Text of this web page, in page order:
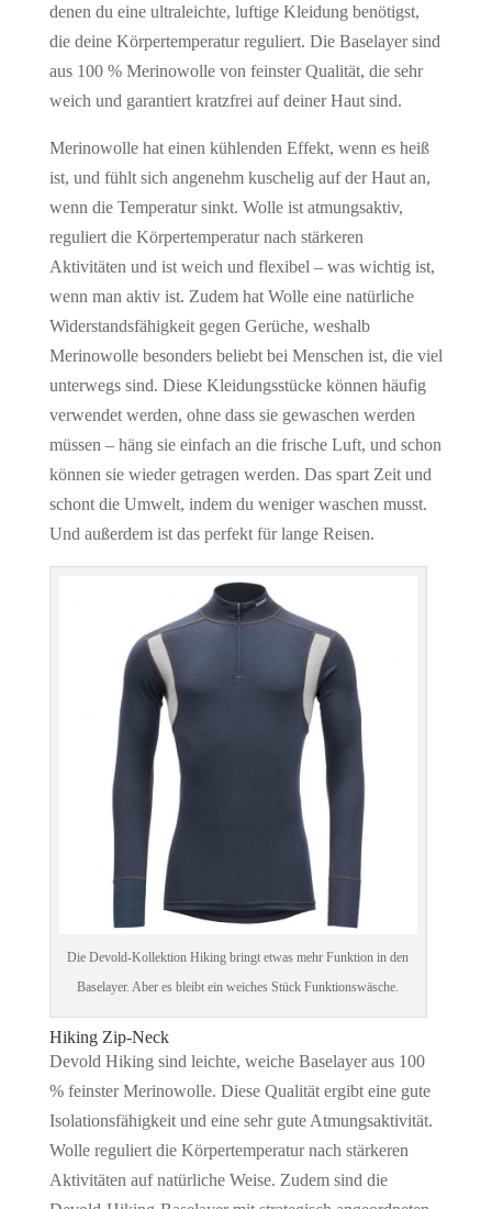
denen du eine ultraleichte, luftige Kleidung benötigst,
die deine Körpertemperatur reguliert. Die Baselayer sind
aus 100 % Merinowolle von feinster Qualität, die sehr
weich und garantiert kratzfrei auf deiner Haut sind.
Merinowolle hat einen kühlenden Effekt, wenn es heiß
ist, und fühlt sich angenehm kuschelig auf der Haut an,
wenn die Temperatur sinkt. Wolle ist atmungsaktiv,
reguliert die Körpertemperatur nach stärkeren
Aktivitäten und ist weich und flexibel – was wichtig ist,
wenn man aktiv ist. Zudem hat Wolle eine natürliche
Widerstandsfähigkeit gegen Gerüche, weshalb
Merinowolle besonders beliebt bei Menschen ist, die viel
unterwegs sind. Diese Kleidungsstücke können häufig
verwendet werden, ohne dass sie gewaschen werden
müssen – häng sie einfach an die frische Luft, und schon
können sie wieder getragen werden. Das spart Zeit und
schont die Umwelt, indem du weniger waschen musst.
Und außerdem ist das perfekt für lange Reisen.
Die Devold-Kollektion Hiking bringt etwas mehr Funktion in den
Baselayer. Aber es bleibt ein weiches Stück Funktionswäsche.
Hiking Zip-Neck
Devold Hiking sind leichte, weiche Baselayer aus 100
% feinster Merinowolle. Diese Qualität ergibt eine gute
Isolationsfähigkeit und eine sehr gute Atmungsaktivität.
Wolle reguliert die Körpertemperatur nach stärkeren
Aktivitäten auf natürliche Weise. Zudem sind die